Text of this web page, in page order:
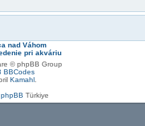
nad Váhom
pri akváriu
© phpBB Group
BBCodes
Kamahl.
phpBB Türkiye